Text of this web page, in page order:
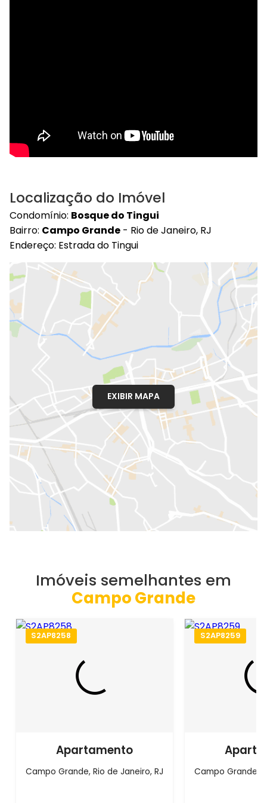
Localização do Imóvel
Condomínio: Bosque do Tingui
Bairro: Campo Grande - Rio de Janeiro, RJ
Endereço: Estrada do Tingui
EXIBIR MAPA
Imóveis semelhantes em
Campo Grande
S2AP8258
Apartamento
Campo Grande, Rio de Janeiro, RJ
S2AP8259
Campo Grande,